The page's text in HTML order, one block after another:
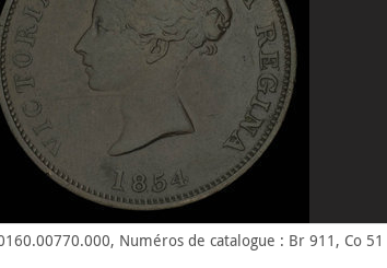
Numéros de catalogue : Br 911, Co 51